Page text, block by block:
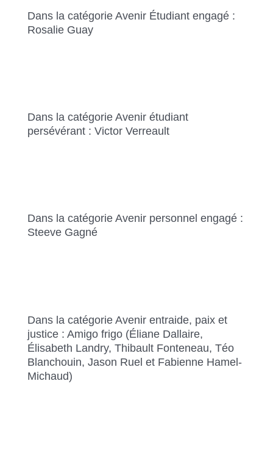
Dans la catégorie Avenir Étudiant engagé :
Rosalie Guay
Dans la catégorie Avenir étudiant
persévérant : Victor Verreault
Dans la catégorie Avenir personnel engagé :
Steeve Gagné
Dans la catégorie Avenir entraide, paix et
justice : Amigo frigo (Éliane Dallaire,
Élisabeth Landry, Thibault Fonteneau, Téo
Blanchouin, Jason Ruel et Fabienne Hamel-
Michaud)